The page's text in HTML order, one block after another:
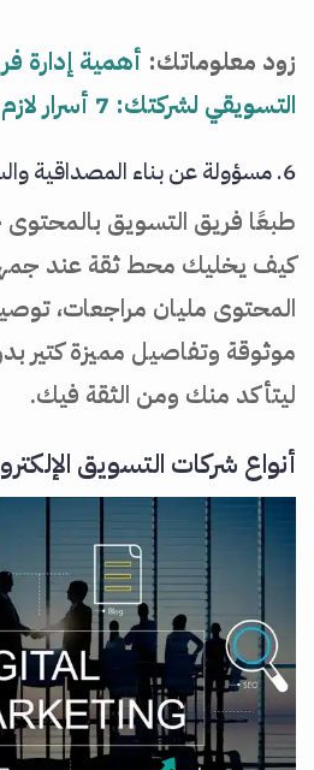
زود معلوماتك: أهمية إدارة
التسويقي لشركتك: 7 أسرار لازم تعرفها
6. مسؤولة عن بناء المصداقية والسمعة لشركتك
طبعًا فريق التسويق بالمحتوى
كيف يخليك محط ثقة عند
المحتوى مليان مراجعات،
موثوقة وتفاصيل مميزة كتير
ليتأكد منك ومن الثقة فيك.
أنواع شركات التسويق